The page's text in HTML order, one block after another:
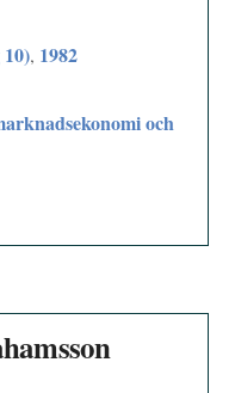
, 1982
och